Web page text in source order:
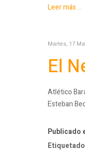
Leer más ...
Martes, 17
El
Atlético
Esteban
Publicado